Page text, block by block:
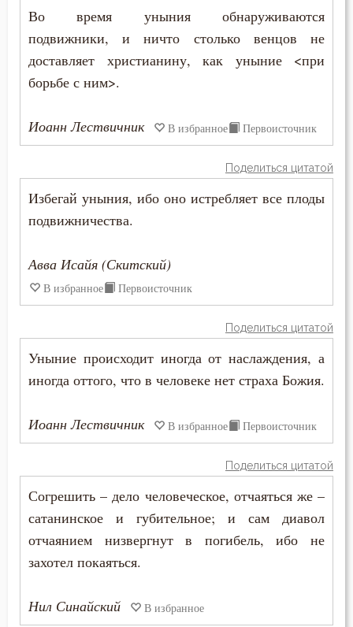
Католицизм
Колдовство
Кощунство
Крест
Крещение
Крещение Господне
Кротость
Лесть
Лицемерие
Ложь
Любовь Божия
Во время уныния обнаруживаются
подвижники, и ничто столько венцов не
доставляет христианину, как уныние <при
борьбе с ним>.
Иоанн Лествичник В избранное Первоисточник
Поделиться цитатой
Избегай уныния, ибо оно истребляет все плоды
подвижничества.
Авва Исайя (Скитский)
В избранное Первоисточник
Поделиться цитатой
Уныние происходит иногда от наслаждения, а
иногда оттого, что в человеке нет страха Божия.
Иоанн Лествичник В избранное Первоисточник
Поделиться цитатой
Согрешить – дело человеческое, отчаяться же –
сатанинское и губительное; и сам диавол
отчаянием низвергнут в погибель, ибо не
захотел покаяться.
Нил Синайский В избранное